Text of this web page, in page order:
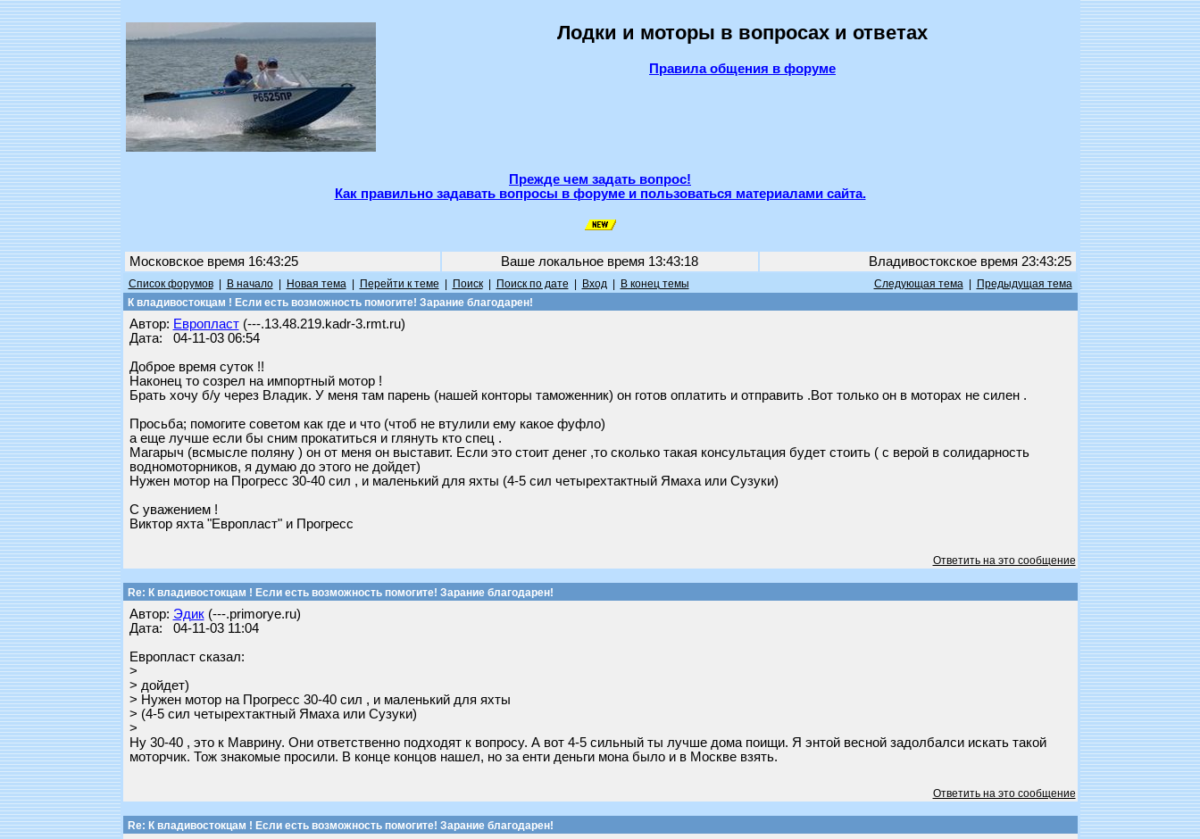
Лодки и моторы в вопросах и ответах
Правила общения в форуме
Прежде чем задать вопрос!
Как правильно задавать вопросы в форуме и пользоваться материалами сайта.
Московское время 16:43:25 Ваше локальное время 13:43:18 Владивостокское время 23:43:25
Список форумов| В начало| Новая тема| Перейти к теме Поиск| Поиск по дате Вход| В конец темы Следующая тема|
Предыдущая тема
К владивостокцам ! Если есть возможность помогите! Зарание благодарен!
Автор: Европласт(---.13.48.219.kadr-3.rmt.ru)
Дата: 04-11-03 06:54
Доброе время суток !!
Наконец то созрел на импортный мотор !
Брать хочу б/у через Владик. У меня там парень (нашей конторы таможенник) он готов оплатить и отправить .Вот только он в моторах не силен .
Просьба; помогите советом как где и что (чтоб не втулили ему какое фуфло)
а еще лучше если бы сним прокатиться и глянуть кто спец .
Магарыч (всмысле поляну ) он от меня он выставит. Если это стоит денег ,то сколько такая консультация будет стоить ( с верой в солидарность
водномоторников, я думаю до этого не дойдет)
Нужен мотор на Прогресс 30-40 сил , и маленький для яхты (4-5 сил четырехтактный Ямаха или Сузуки)
С уважением !
Виктор яхта "Европласт" и Прогресс
Ответить на это сообщение
Re: К владивостокцам ! Если есть возможность помогите! Зарание благодарен!
Автор: Эдик(---.primorye.ru)
Дата: 04-11-03 11:04
Европласт сказал:
>
> дойдет)
> Нужен мотор на Прогресс 30-40 сил , и маленький для яхты
> (4-5 сил четырехтактный Ямаха или Сузуки)
>
Ну 30-40 , это к Маврину. Они ответственно подходят к вопросу. А вот 4-5 сильный ты лучше дома поищи. Я энтой весной задолбалси искать такой
моторчик. Тож знакомые просили. В конце концов нашел, но за енти деньги мона было и в Москве взять.
Ответить на это сообщение
Re: К владивостокцам ! Если есть возможность помогите! Зарание благодарен!